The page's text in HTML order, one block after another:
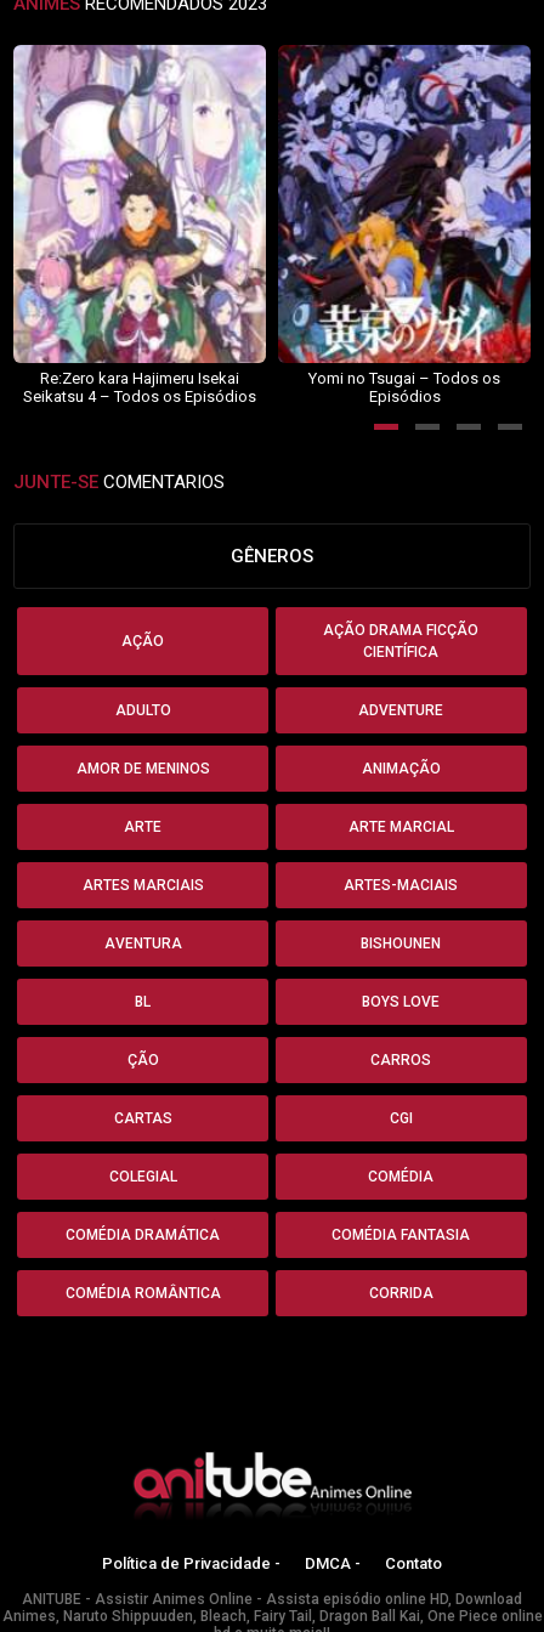
Re:Zero kara Hajimeru Isekai
Seikatsu 4 – Todos os Episódios
Yomi no Tsugai – Todos os
Episódios
JUNTE-SE COMENTARIOS
GÊNEROS
AÇÃO
AÇÃO DRAMA FICÇÃO
CIENTÍFICA
ADULTO ADVENTURE
AMOR DE MENINOS ANIMAÇÃO
ARTE ARTE MARCIAL
ARTES MARCIAIS ARTES-MACIAIS
AVENTURA BISHOUNEN
BL BOYS LOVE
ÇÃO CARROS
CARTAS CGI
COLEGIAL COMÉDIA
COMÉDIA DRAMÁTICA COMÉDIA FANTASIA
COMÉDIA ROMÂNTICA CORRIDA
Política de Privacidade - DMCA - Contato
ANITUBE - Assistir Animes Online - Assista episódio online HD, Download
Animes, Naruto Shippuuden, Bleach, Fairy Tail, Dragon Ball Kai, One Piece online